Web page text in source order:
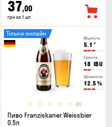
37,00
грн за 1 шт
Міцність
5.1 °
Гіркота
18 IBU
Щільність
12.5 %
(0)
Тільки онлайн
Пиво Franziskaner Weissbier
0.5л